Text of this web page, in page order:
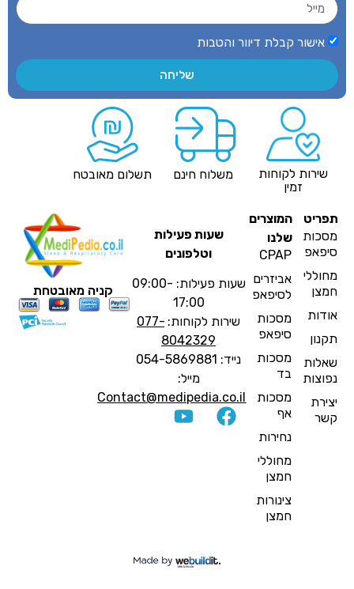
אישור קבלת דיוור והטבות
שליחה
שירות לקוחות
זמין
משלוח חינם תשלום מאובטח
מסכות
סיפאפ
מחוללי
חמצן
אודות
תקנון
שאלות
נפוצות
יצירת
קשר
המוצרים
שלנו
CPAP
אביזרים
לסיפאפ
מסכות
סיפאפ
מסכות
בד
מסכות
נחירות
מחוללי
חמצן
צינורות
חמצן
שעות פעילות
וטלפונים
שעות פעילות: 09:00-
17:00
שירות לקוחות:077-
8042329
נייד: 054-5869881
מייל:
Contact@medipedia.co.il
קניה מאובטחת